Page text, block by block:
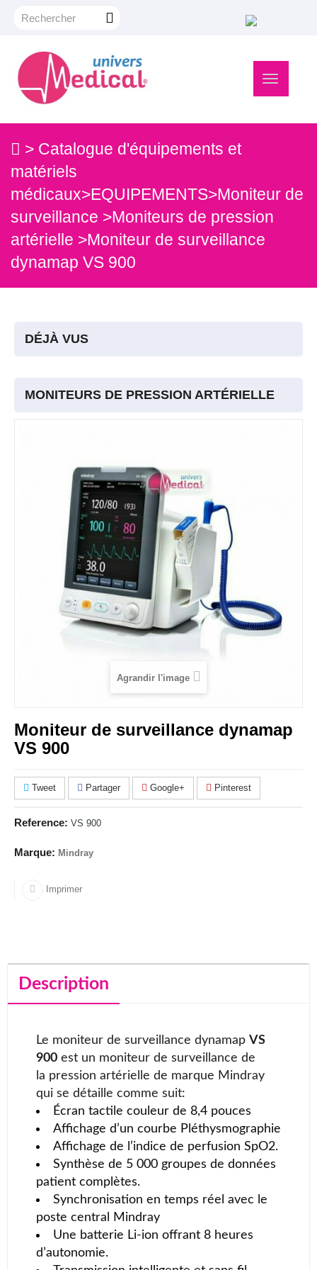
Navigation
> Catalogue d'équipements et
matériels
médicaux>EQUIPEMENTS>Moniteur de
surveillance >Moniteurs de pression
artérielle >Moniteur de surveillance
dynamap VS 900
DÉJÀ VUS
MONITEURS DE PRESSION ARTÉRIELLE
Agrandir l'image
Moniteur de surveillance dynamap
VS 900
Tweet Partager Google+ Pinterest
Reference: VS 900
Marque: Mindray
Imprimer
Description
Le moniteur de surveillance dynamap VS
900 est un moniteur de surveillance de
la pression artérielle de marque Mindray
qui se détaille comme suit:
Écran tactile couleur de 8,4 pouces
Affichage d’un courbe Pléthysmographie
Affichage de l’indice de perfusion SpO2.
Synthèse de 5 000 groupes de données
patient complètes.
Synchronisation en temps réel avec le
poste central Mindray
Une batterie Li-ion offrant 8 heures
d’autonomie.